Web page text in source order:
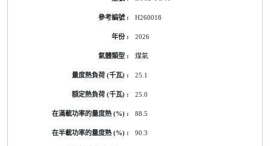
H260018
2026
煤氣
25.1
25.0
88.5
90.3